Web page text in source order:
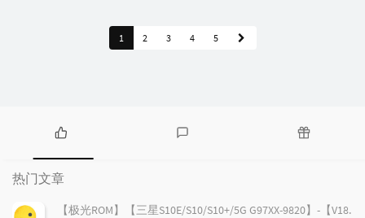
1 2 3 4 5
热
门
文
章
论
章
热门文章
【极光ROM】【三星S10E/S10/S10+/5G G97XX-9820】-【V18.